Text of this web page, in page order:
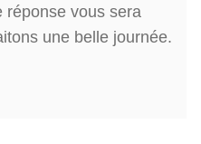
réponse vous sera
une belle journée.